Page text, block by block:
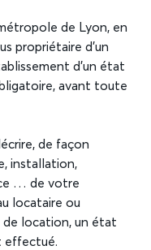
de Lyon, en
propriétaire d’un
d’un état
avant toute
de façon
installation,
… de votre
locataire ou
de location, un état
effectué.